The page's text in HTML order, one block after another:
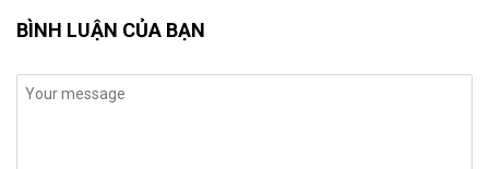
BÌNH LUẬN CỦA BẠN